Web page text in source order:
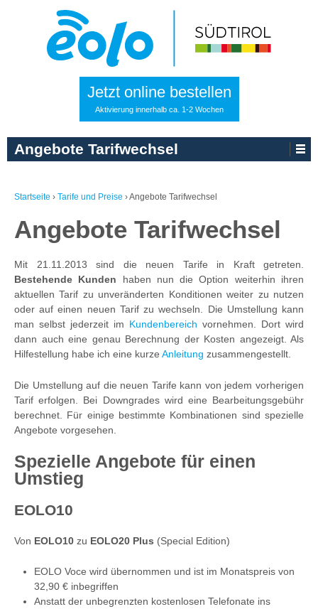
Jetzt online bestellen
Aktivierung innerhalb ca. 1-2 Wochen
Angebote Tarifwechsel
Startseite › Tarife und Preise ›Angebote Tarifwechsel
Angebote Tarifwechsel
Mit 21.11.2013 sind die neuen Tarife in Kraft getreten.
Bestehende Kunden haben nun die Option weiterhin ihren
aktuellen Tarif zu unveränderten Konditionen weiter zu nutzen
oder auf einen neuen Tarif zu wechseln. Die Umstellung kann
man selbst jederzeit im Kundenbereich vornehmen. Dort wird
dann auch eine genau Berechnung der Kosten angezeigt. Als
Hilfestellung habe ich eine kurze Anleitung zusammengestellt.
Die Umstellung auf die neuen Tarife kann von jedem vorherigen
Tarif erfolgen. Bei Downgrades wird eine Bearbeitungsgebühr
berechnet. Für einige bestimmte Kombinationen sind spezielle
Angebote vorgesehen.
Spezielle Angebote für einen
Umstieg
EOLO10
Von EOLO10 zu EOLO20 Plus (Special Edition)
EOLO Voce wird übernommen und ist im Monatspreis von
32,90 € inbegriffen
Anstatt der unbegrenzten kostenlosen Telefonate ins